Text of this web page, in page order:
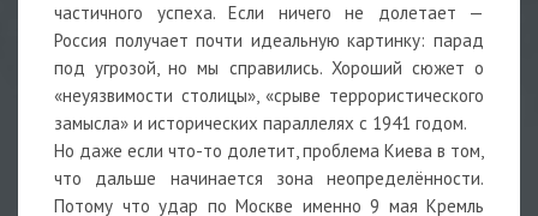
частичного успеха. Если ничего не долетает —
Россия получает почти идеальную картинку: парад
под угрозой, но мы справились. Хороший сюжет о
«неуязвимости столицы», «срыве террористического
замысла» и исторических параллелях с 1941 годом.
Но даже если что-то долетит, проблема Киева в том,
что дальше начинается зона неопределённости.
Потому что удар по Москве именно 9 мая Кремль